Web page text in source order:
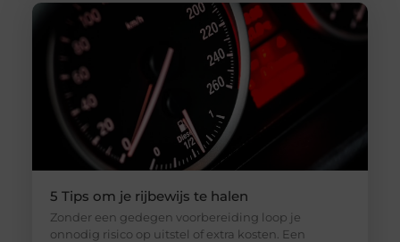
5 Tips om je rijbewijs te halen
Zonder een gedegen voorbereiding loop je
onnodig risico op uitstel of extra kosten. Een